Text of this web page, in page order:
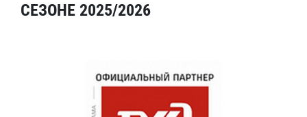
СЕЗОНЕ 2025/2026